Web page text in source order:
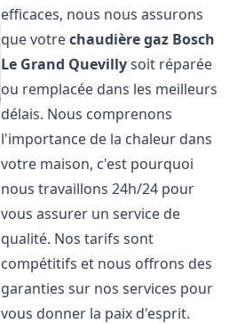
efficaces, nous nous assurons
que votrechaudière gaz Bosch
Le Grand Quevillysoit réparée
ou remplacée dans les meilleurs
délais. Nous comprenons
l'importance de la chaleur dans
votre maison, c'est pourquoi
nous travaillons 24h/24 pour
vous assurer un service de
qualité. Nos tarifs sont
compétitifs et nous offrons des
garanties sur nos services pour
vous donner la paix d'esprit.